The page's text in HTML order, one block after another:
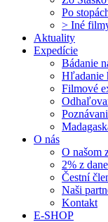
Po
> Iné
Aktuality
Expedície
Bádanie
Hľadanie
Filmové
O nás
O našom
2% z dane
Čestní
Naši
Kontakt
E-SHOP